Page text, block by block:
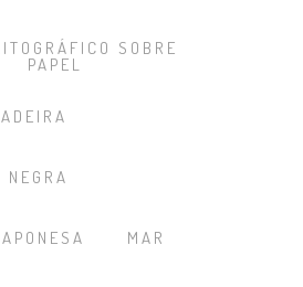
SOBRE
PAPEL
NEGRA
MAR